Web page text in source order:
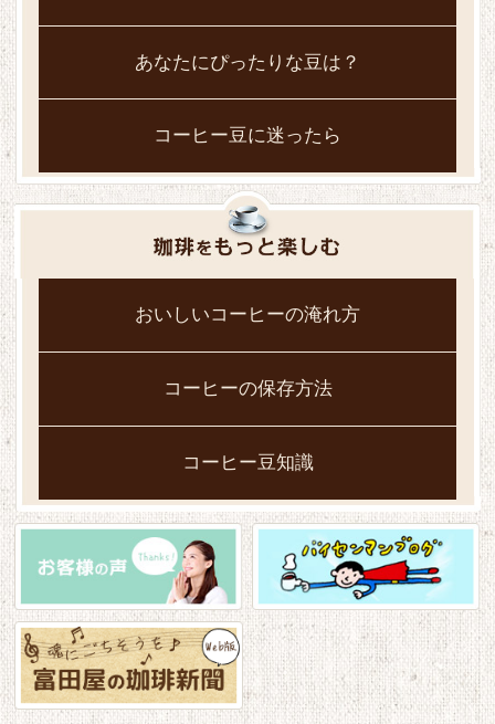
あなたにぴったりな豆は？
コーヒー豆に迷ったら
おいしいコーヒーの淹れ方
コーヒーの保存方法
コーヒー豆知識